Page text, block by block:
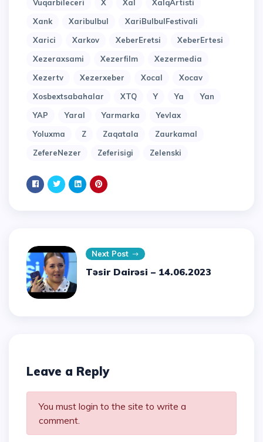
Vuqarbileceri
X Xal
XalqArtisti
Xank
Xaribulbul
XariBulbulFestivali
Xarici
Xarkov XeberEretsi
XeberErtesi
Xezeraxsami
Xezerfilm
Xezermedia
Xezertv
Xezerxeber Xocal
Xocav
Xosbextsabahalar
XTQ Y Ya
Yan
YAP
Yaral Yarmarka
Yevlax
Yoluxma
Z Zaqatala
Zaurkamal
ZefereNezer
Zeferisigi Zelenski
Next Post
Təsir Dairəsi – 14.06.2023
Leave a Reply
You must login to the site to write a
comment.